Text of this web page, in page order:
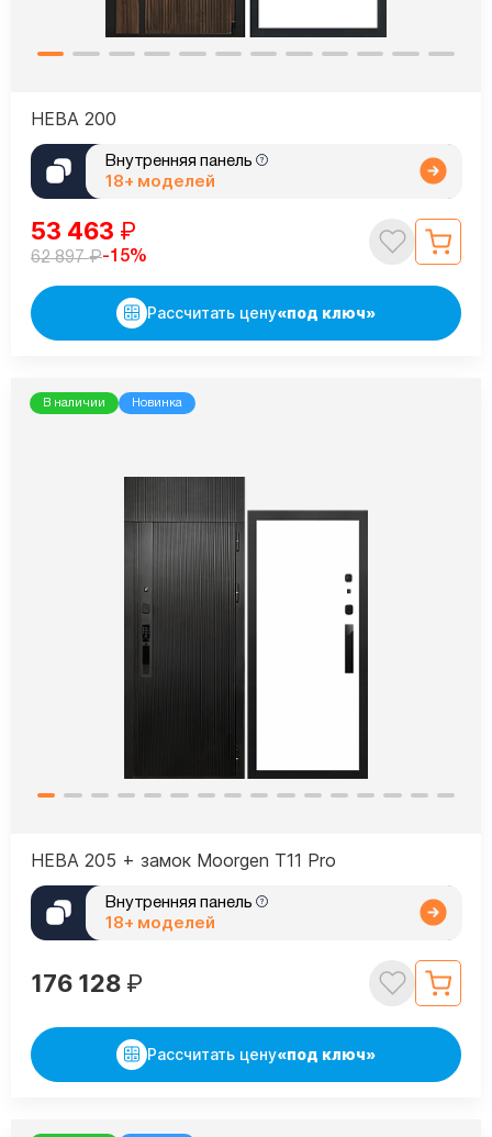
НЕВА 200
Внутренняя панель
18+ моделей
53 463 ₽
62 897₽-15%
Рассчитать цену«под ключ»
В наличии Новинка
НЕВА 205 + замок Moorgen T11 Pro
Внутренняя панель
18+ моделей
176 128 ₽
Рассчитать цену«под ключ»